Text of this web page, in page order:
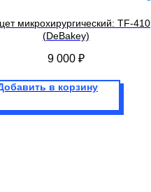
микрохирургический: TF-410
(DeBakey)
9 000 ₽
в корзину